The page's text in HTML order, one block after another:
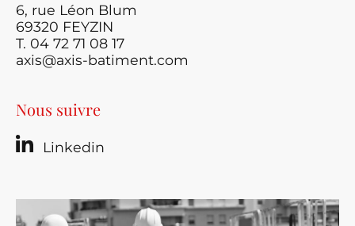
6, rue Léon Blum
69320 FEYZIN
T. 04 72 71 08 17
axis@axis-batiment.com
Nous suivre
Linkedin